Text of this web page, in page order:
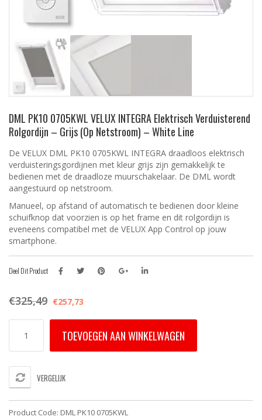
DML PK10 0705KWL VELUX INTEGRA Elektrisch Verduisterend
Rolgordijn – Grijs (Op Netstroom) – White Line
De VELUX DML PK10 0705KWL INTEGRA draadloos elektrisch
verduisteringsgordijnen met kleur grijs zijn gemakkelijk te
bedienen met de draadloze muurschakelaar. De DML wordt
aangestuurd op netstroom.
Manueel, op afstand of automatisch te bedienen door kleine
schuifknop dat voorzien is op het frame en dit rolgordijn is
eveneens compatibel met de VELUX App Control op jouw
smartphone.
Deel Dit Product
€325,49 €257,73
PK10
INTEGRA
Elektrisch
TOEVOEGEN AAN WINKELWAGEN
VERGELIJK
Product Code: DML PK10 0705KWL